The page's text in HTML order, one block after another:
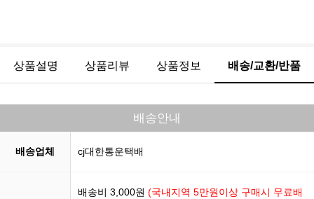
상품설명 상품리뷰 상품정보 배송/교환/반품
배송안내
배송업체 cj대한통운택배
배송비 3,000원 (국내지역 5만원이상 구매시 무료배